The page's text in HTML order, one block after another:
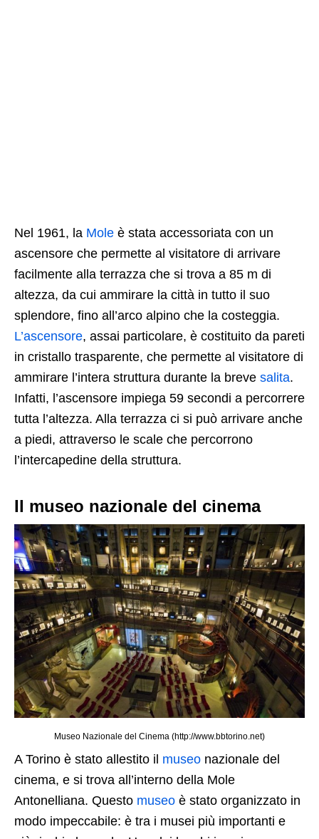
Nel 1961, la Mole è stata accessoriata con un
ascensore che permette al visitatore di arrivare
facilmente alla terrazza che si trova a 85 m di
altezza, da cui ammirare la città in tutto il suo
splendore, fino all’arco alpino che la costeggia.
L’ascensore, assai particolare, è costituito da pareti
in cristallo trasparente, che permette al visitatore di
ammirare l’intera struttura durante la breve salita.
Infatti, l’ascensore impiega 59 secondi a percorrere
tutta l’altezza. Alla terrazza ci si può arrivare anche
a piedi, attraverso le scale che percorrono
l’intercapedine della struttura.
Il museo nazionale del cinema
Museo Nazionale del Cinema (http://www.bbtorino.net)
A Torino è stato allestito il museo nazionale del
cinema, e si trova all’interno della Mole
Antonelliana. Questo museo è stato organizzato in
modo impeccabile: è tra i musei più importanti e